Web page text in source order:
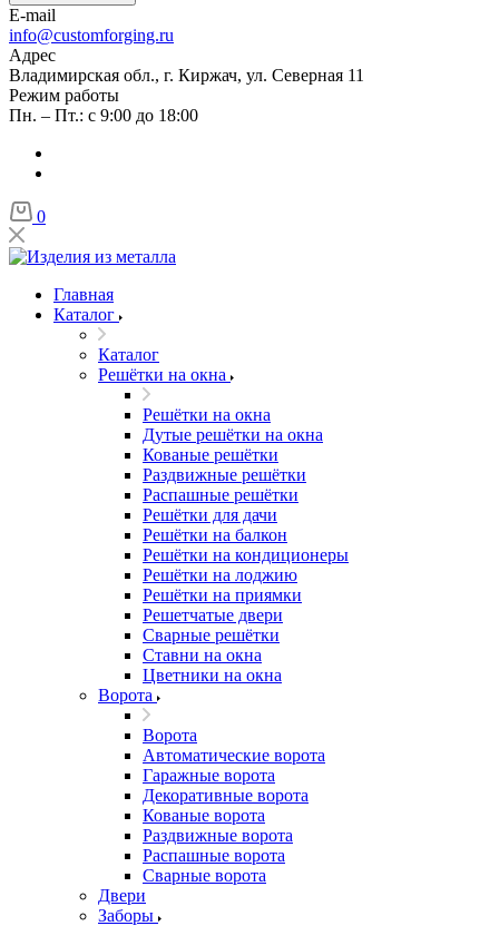
E-mail
info@customforging.ru
Адрес
Владимирская обл., г. Киржач, ул. Северная 11
Режим работы
Пн. – Пт.: с 9:00 до 18:00
0
Главная
Каталог
Каталог
Решётки на окна
Решётки на окна
Дутые решётки на окна
Кованые решётки
Раздвижные решётки
Распашные решётки
Решётки для дачи
Решётки на балкон
Решётки на кондиционеры
Решётки на лоджию
Решётки на приямки
Решетчатые двери
Сварные решётки
Ставни на окна
Цветники на окна
Ворота
Ворота
Автоматические ворота
Гаражные ворота
Декоративные ворота
Кованые ворота
Раздвижные ворота
Распашные ворота
Сварные ворота
Двери
Заборы